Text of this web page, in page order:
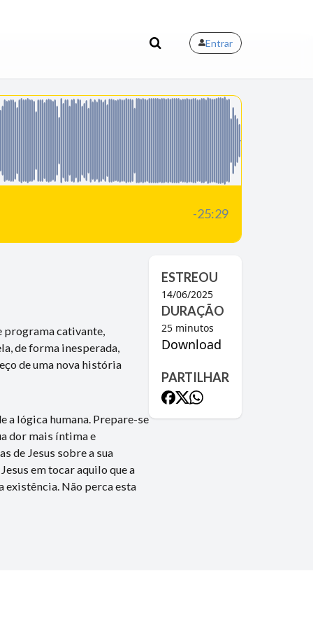
Entrar
-25:29
programa cativante,
de forma inesperada,
de uma nova história
a lógica humana. Prepare-se
dor mais íntima e
de Jesus sobre a sua
em tocar aquilo que a
existência. Não perca esta
ESTREOU
14/06/2025
DURAÇÃO
25 minutos
Download
PARTILHAR